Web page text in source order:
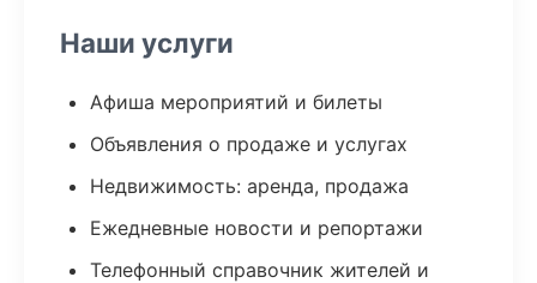
Наши услуги
Афиша мероприятий и билеты
Объявления о продаже и услугах
Недвижимость: аренда, продажа
Ежедневные новости и репортажи
Телефонный справочник жителей и